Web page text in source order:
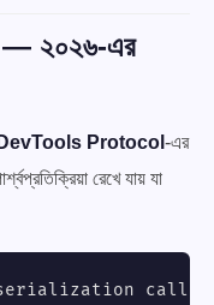
২০২৬-এর
Protocol -এর
রেখে যায় যা